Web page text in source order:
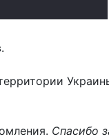
Спасибо